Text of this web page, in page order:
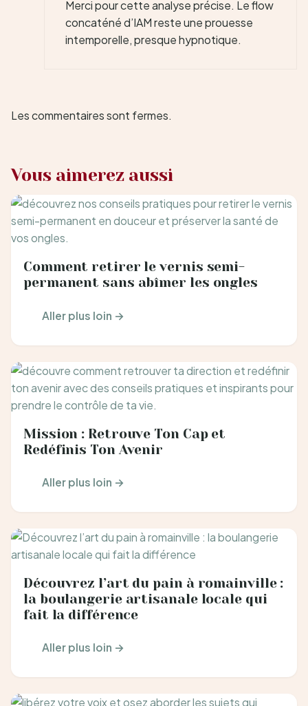
Merci pour cette analyse précise. Le flow
concaténé d’IAM reste une prouesse
intemporelle, presque hypnotique.
Les commentaires sont fermes.
Vous aimerez aussi
Comment retirer le vernis semi-
permanent sans abîmer les ongles
Aller plus loin →
Mission : Retrouve Ton Cap et
Redéfinis Ton Avenir
Aller plus loin →
Découvrez l’art du pain à romainville :
la boulangerie artisanale locale qui
fait la différence
Aller plus loin →